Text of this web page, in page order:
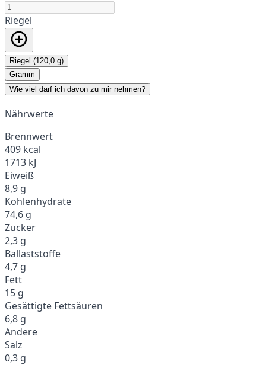
Riegel
Riegel (120,0 g)
Gramm
Wie viel darf ich davon zu mir nehmen?
Nährwerte
Brennwert
409 kcal
1713 kJ
Eiweiß
8,9 g
Kohlenhydrate
74,6 g
Zucker
2,3 g
Ballaststoffe
4,7 g
Fett
15 g
Gesättigte Fettsäuren
6,8 g
Andere
Salz
0,3 g